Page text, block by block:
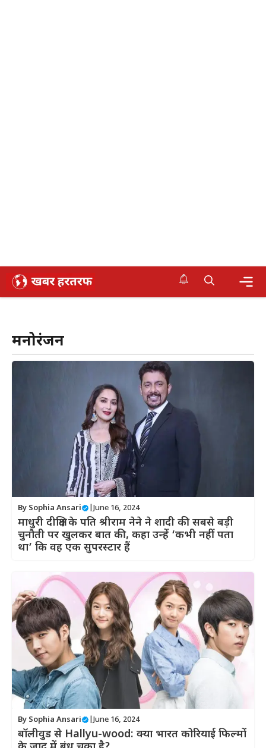
Skip
मनोरंजन
By Sophia Ansari June 16, 2024
माधुरी दीक्षित के पति श्रीराम नेने ने शादी की सबसे बड़ी
चुनौती पर खुलकर बात की, कहा उन्हें ‘कभी नहीं पता
था’ कि वह एक सुपरस्टार हैं
By Sophia Ansari June 16, 2024
बॉलीवुड से Hallyu-wood: क्या भारत कोरियाई फिल्मों